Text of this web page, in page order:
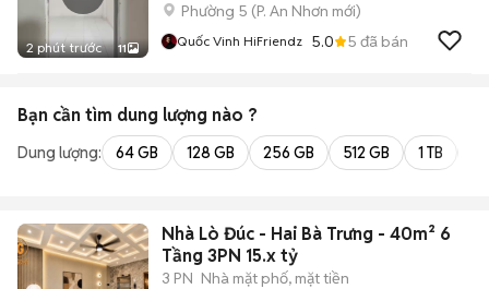
2 phút trước 11
Phường 5 (P. An Nhơn mới)
Quốc Vinh HiFriendz 5.0 5 đã bán
Bạn cần tìm dung lượng nào ?
Dung lượng: 64 GB 128 GB 256 GB 512 GB 1 TB
Nhà Lò Đúc - Hai Bà Trưng - 40m² 6
Tầng 3PN 15.x tỷ
3 PN Nhà mặt phố, mặt tiền